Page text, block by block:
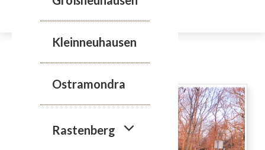
Kleinneuhausen
Ostramondra
Rastenberg
Förderung